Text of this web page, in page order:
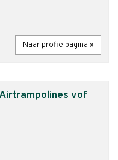
Naar profielpagina »
vof